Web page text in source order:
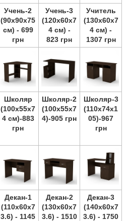
Учень-2
(90х90х75
см) - 699
грн
Учень-3
(120х60х7
4 см) -
823 грн
Учитель
(130х60х7
4 см) -
1307 грн
Школяр
(100х55х7
4 см)-883
грн
Школяр-2
(100х55х7
4)-905 грн
Школяр-3
(110х74х1
05)-967
грн
Декан-1
(110х60х7
3.6) - 1145
Декан-2
(130х60х7
3.6) - 1510
Декан-3
(140х60х7
3.6) - 1750